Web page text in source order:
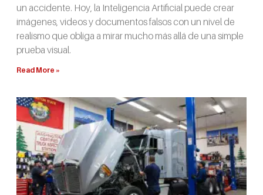
un accidente. Hoy, la Inteligencia Artificial puede crear
imágenes, videos y documentos falsos con un nivel de
realismo que obliga a mirar mucho más allá de una simple
prueba visual.
Read More »